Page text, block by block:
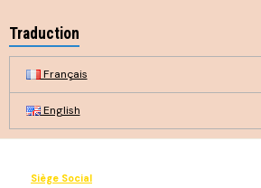
Traduction
Français
English
Siège Social